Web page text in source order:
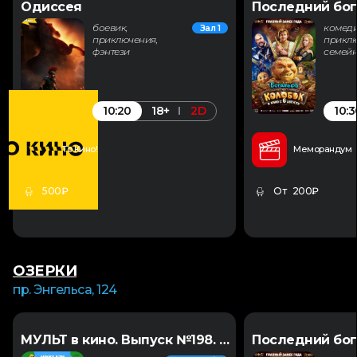
Одиссея
боевик,
приключения,
фэнтези
Зал 1
10:20 18+ 2D
То Кино!
500₽
Последний
Меморандум
От 200₽
ОЗЕРКИ
пр. Энгельса, 124
МУЛЬТ в кино. Выпуск №198. Некогда скучать Последний